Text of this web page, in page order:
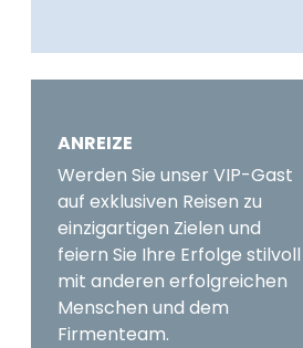
ANREIZE
Werden Sie unser VIP-Gast
auf exklusiven Reisen zu
einzigartigen Zielen und
feiern Sie Ihre Erfolge stilvoll
mit anderen erfolgreichen
Menschen und dem
Firmenteam.